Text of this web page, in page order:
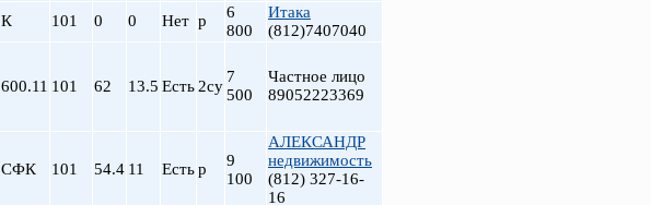
Политехническая
пр. Просвещения
Пушкинская
К 101 0 0 Нет р
6
800
Итака
(812)7407040
600.11 101 62 13.5 Есть 2су
7
500
Частное лицо
89052223369
СФК 101 54.4 11 Естьр
9
100
АЛЕКСАНДР
недвижимость
(812) 327-16-
16